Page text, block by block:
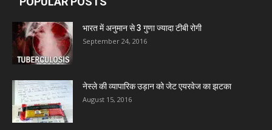
भारत में अनुमान से 3 गुणा ज्यादा टीबी रोगी
September 24, 2016
नेस्ले की व्यापारिक उड़ान को जेट एयरवेज का झटका
August 15, 2016